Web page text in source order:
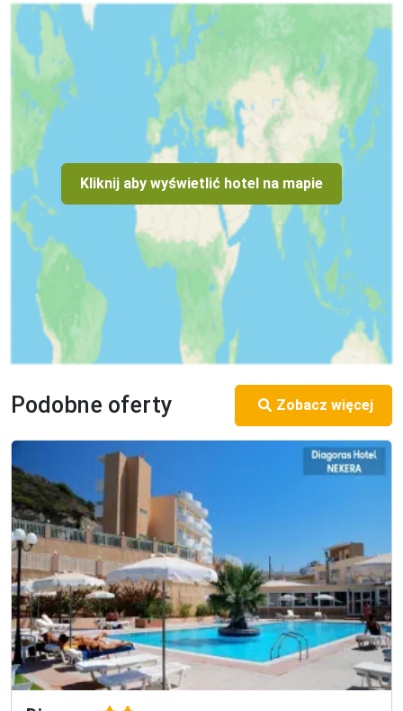
Dla max. 1 osób
Przestrzeń zewnętrzna: Balkon
Kanały telewizji: Niemiecki, Rosyjski
prysznic
Klimatyzacja: Klimatyzacja indywidualna
Plaża
Piaszczysta
odleglość do plaży: 300 m
Parasole - płatne
Leżaki - płatne
Usługi dodatkowe
- Wi-Fi/Internet: na terenie całego hotelu
Kliknij aby wyświetlić hotel na mapie
Podobne oferty Zobacz więcej